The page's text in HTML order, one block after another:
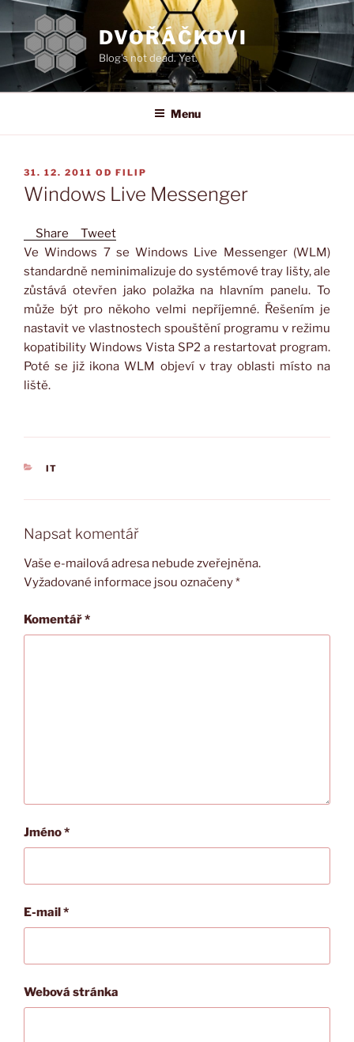
k
obsahu
webu
DVOŘÁČKOVI
Blog's not dead. Yet.
Menu
PUBLIKOVÁNO
31. 12. 2011 OD FILIP
Windows Live Messenger
Share
Tweet
Ve Windows 7 se Windows Live Messenger (WLM)
standardně neminimalizuje do systémové tray lišty, ale
zůstává otevřen jako polažka na hlavním panelu. To
může být pro někoho velmi nepříjemné. Řešením je
nastavit ve vlastnostech spouštění programu v režimu
kopatibility Windows Vista SP2 a restartovat program.
Poté se již ikona WLM objeví v tray oblasti místo na
liště.
RUBRIKY
IT
Napsat komentář
Vaše e-mailová adresa nebude zveřejněna.
Vyžadované informace jsou označeny*
Komentář*
Jméno*
E-mail*
Webová stránka